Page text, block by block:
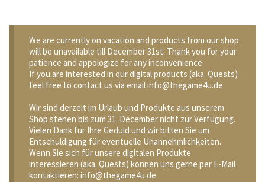
We are currently on vacation and products from our shop
will be unavailable till December 31st. Thank you for your
patience and appologize for any inconvenience.
If you are interested in our digital products (aka. Quests)
feel free to contact us via email info@thegame4u.de
Wir sind derzeit im Urlaub und Produkte aus unserem
Shop stehen bis zum 31. December nicht zur Verfügung.
Vielen Dank für Ihre Geduld und wir bitten Sie um
Entschuldigung für eventuelle Unannehmlichkeiten.
Wenn Sie sich für unsere digitalen Produkte
interessieren (aka. Quests) können uns gerne per E-Mail
kontaktieren: info@thegame4u.de